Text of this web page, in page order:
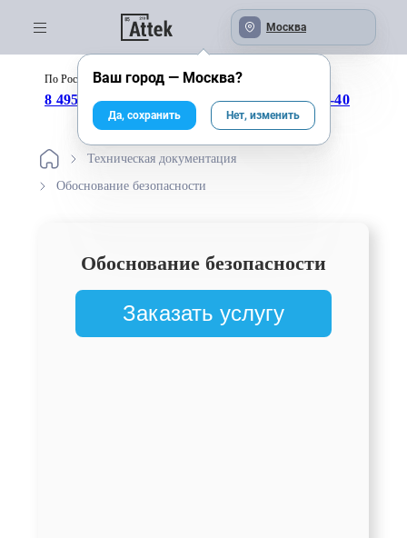
Москва
По России бесплатно:
8 495 246-04-43 8 800 333-25-40
Техническая документация
Обоснование безопасности
Обоснование безопасности
Заказать услугу
Ваш город — Москва?
Да, сохранить Нет, изменить